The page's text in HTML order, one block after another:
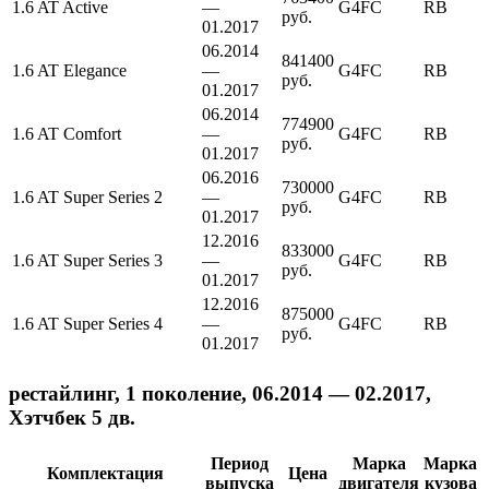
1.6 AT Active
—
01.2017
руб.
G4FC RB
1.6 AT Elegance
06.2014
—
01.2017
841400
руб.
G4FC RB
1.6 AT Comfort
06.2014
—
01.2017
774900
руб.
G4FC RB
1.6 AT Super Series 2
06.2016
—
01.2017
730000
руб.
G4FC RB
1.6 AT Super Series 3
12.2016
—
01.2017
833000
руб.
G4FC RB
1.6 AT Super Series 4
12.2016
—
01.2017
875000
руб.
G4FC RB
рестайлинг, 1 поколение, 06.2014 — 02.2017,
Хэтчбек 5 дв.
Комплектация
Период
выпуска
Цена
Марка
двигателя
Марка
кузова